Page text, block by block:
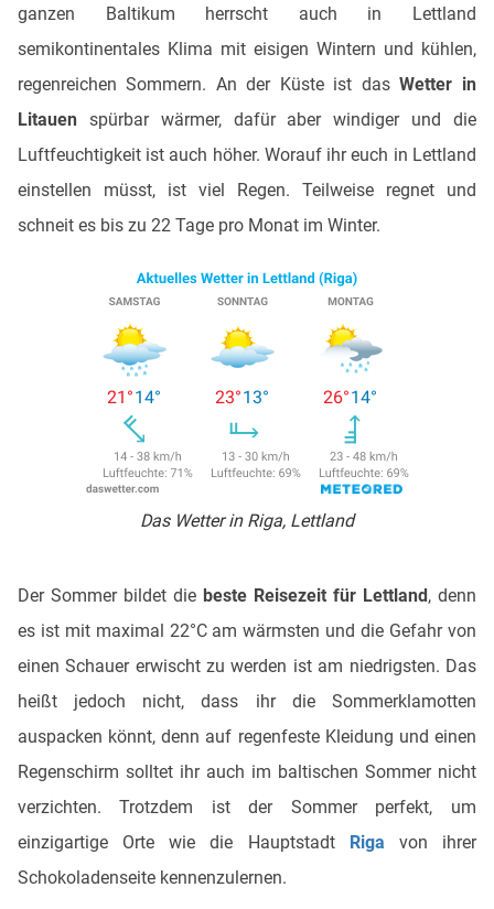
ganzen Baltikum herrscht auch in Lettland
semikontinentales Klima mit eisigen Wintern und kühlen,
regenreichen Sommern. An der Küste ist dasWetter in
Litauen spürbar wärmer, dafür aber windiger und die
Luftfeuchtigkeit ist auch höher. Worauf ihr euch in Lettland
einstellen müsst, ist viel Regen. Teilweise regnet und
schneit es bis zu 22 Tage pro Monat im Winter.
Das Wetter in Riga, Lettland
Der Sommer bildet die beste Reisezeit für Lettland, denn
es ist mit maximal 22°C am wärmsten und die Gefahr von
einen Schauer erwischt zu werden ist am niedrigsten. Das
heißt jedoch nicht, dass ihr die Sommerklamotten
auspacken könnt, denn auf regenfeste Kleidung und einen
Regenschirm solltet ihr auch im baltischen Sommer nicht
verzichten. Trotzdem ist der Sommer perfekt, um
einzigartige Orte wie die Hauptstadt Riga von ihrer
Schokoladenseite kennenzulernen.